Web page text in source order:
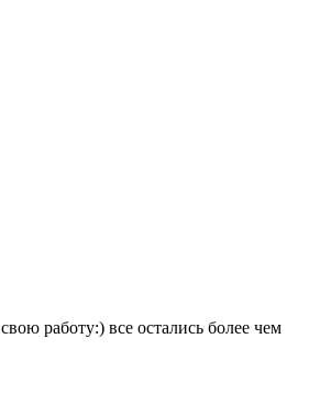
работу:) все остались более чем